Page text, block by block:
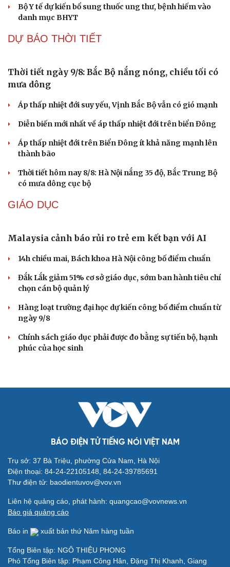
Bộ Y tế dự kiến bổ sung thuốc ung thư, bệnh hiếm vào
danh mục BHYT
DỰ BÁO THỜI TIẾT
Thời tiết ngày 9/8: Bắc Bộ nắng nóng, chiều tối có
mưa dông
Áp thấp nhiệt đới suy yếu, Vịnh Bắc Bộ vẫn có gió mạnh
Diễn biến mới nhất về áp thấp nhiệt đới trên biển Đông
Áp thấp nhiệt đới trên Biển Đông ít khả năng mạnh lên
thành bão
Thời tiết hôm nay 8/8: Hà Nội nắng 35 độ, Bắc Trung Bộ
có mưa dông cục bộ
GIÁO DỤC
Malaysia cảnh báo rủi ro trẻ em kết bạn với AI
14h chiều mai, Bách khoa Hà Nội công bố điểm chuẩn
Đắk Lắk giảm 51% cơ sở giáo dục, sớm ban hành tiêu chí
chọn cán bộ quản lý
Hàng loạt trường đại học dự kiến công bố điểm chuẩn từ
ngày 9/8
Chính sách giáo dục phải được đo bằng sự tiến bộ, hạnh
phúc của học sinh
BÁO ĐIỆN TỬ TIẾNG NÓI VIỆT NAM
Trụ sở: 37 Bà Triệu, phường Cửa Nam, Hà Nội
Điện thoại: 84-24-22105148, 84-24-39785691
Thư điện tử: baodientuvov@vov.vn
Liên hệ quảng cáo, phát hành: quangcao@vovnews.vn
Báo giá quảng cáo
Báo in xuất bản thứ Năm hàng tuần
Tổng Biên tập: NGÔ THIỆU PHONG
Phó Tổng Biên tập: Phạm Công Hân, Đặng Thị Khanh, Giang